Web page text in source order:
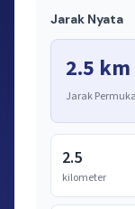
Jarak Nyata
2.5 km
Jarak
2.5
kilometer